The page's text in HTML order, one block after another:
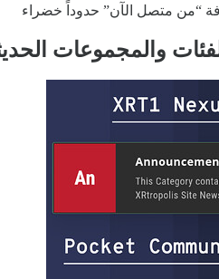
“من متصل الآن” حدوداً خضراء
والمجموعات